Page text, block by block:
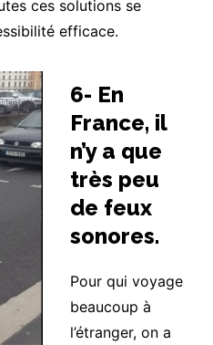
ces solutions se
efficace.
6- En
France, il
n’y a que
très peu
de feux
sonores.
Pour qui voyage
beaucoup à
l’étranger, on a